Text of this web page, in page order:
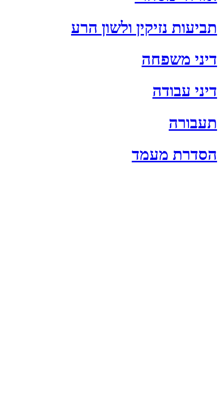
תביעות נזיקין ולשון הרע
דיני משפחה
דיני עבודה
תעבורה
הסדרת מעמד